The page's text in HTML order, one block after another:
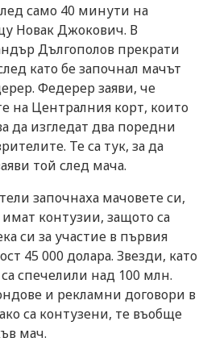
само 40 минути на
Новак Джокович. В
Дългополов прекрати
като бе започнал мачът
Федерер заяви, че
на Централния корт, които
да изгледат два поредни
Те са тук, за да
той след мача.
започнаха мачовете си,
контузии, защото са
си за участие в първия
45 000 долара. Звезди, като
спечелили над 100 млн.
и рекламни договори в
са контузени, те въобще
мач.